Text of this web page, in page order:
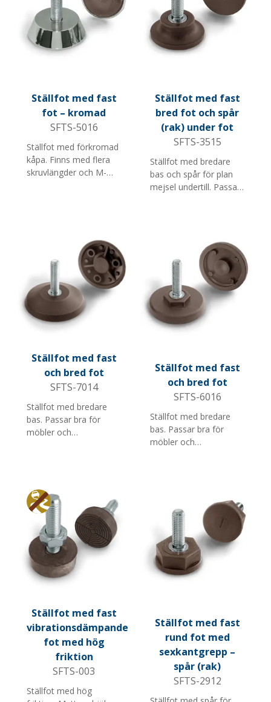
Ställfot med fast
fot – kromad
SFTS-5016
Ställfot med förkromad
kåpa. Finns med flera
skruvlängder och M-
Ställfot med fast
bred fot och spår
(rak) under fot
SFTS-3515
Ställfot med bredare
bas och spår för plan
mejsel undertill. Passar
Ställfot med fast
och bred fot
SFTS-7014
Ställfot med bredare
bas. Passar bra för
möbler och
högre friktion på dessa
modeller, köp till 3 st
330211H per fot.
Ställfot med fast
och bred fot
SFTS-6016
Ställfot med bredare
bas. Passar bra för
möbler och
Anti glid
Ställfot med fast
vibrationsdämpande
fot med hög
friktion
SFTS-003
Ställfot med hög
Ställfot med fast
rund fot med
sexkantgrepp –
spår (rak)
SFTS-2912